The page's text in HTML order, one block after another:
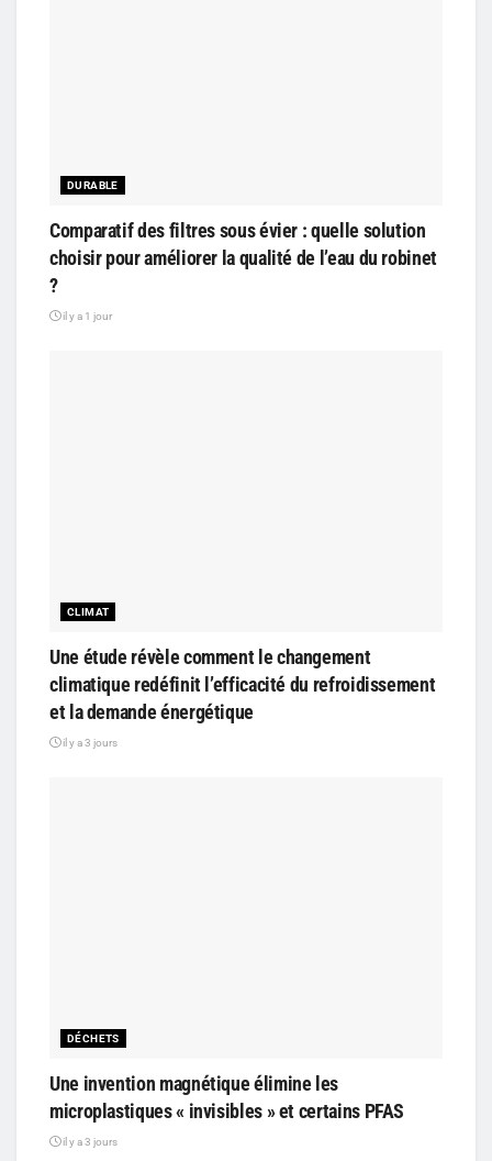
DURABLE
Comparatif des filtres sous évier : quelle solution
choisir pour améliorer la qualité de l’eau du robinet
?
il y a 1 jour
CLIMAT
Une étude révèle comment le changement
climatique redéfinit l’efficacité du refroidissement
et la demande énergétique
il y a 3 jours
DÉCHETS
Une invention magnétique élimine les
microplastiques « invisibles » et certains PFAS
il y a 3 jours